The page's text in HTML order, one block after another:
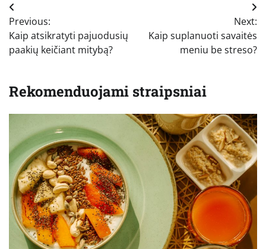
Navigacija
tarp
įrašų
Previous:
Kaip atsikratyti pajuodusių
paakių keičiant mitybą?
Next:
Kaip suplanuoti savaitės
meniu be streso?
Rekomenduojami straipsniai